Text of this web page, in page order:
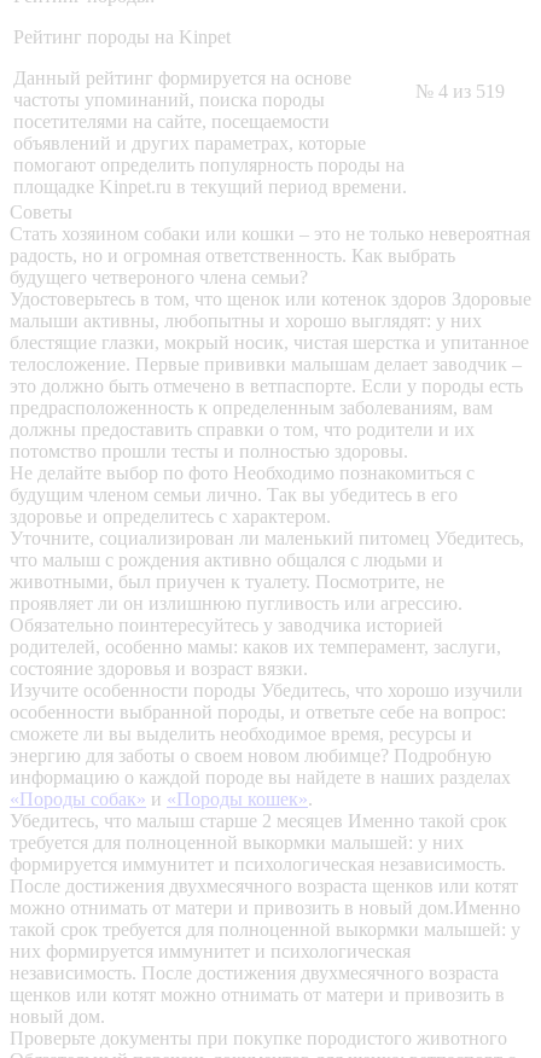
Рейтинг породы на Kinpet
Данный рейтинг формируется на основе
частоты упоминаний, поиска породы
посетителями на сайте, посещаемости
объявлений и других параметрах, которые
помогают определить популярность породы на
площадке Kinpet.ru в текущий период времени.
№ 4 из 519
Советы
Стать хозяином собаки или кошки – это не только невероятная
радость, но и огромная ответственность. Как выбрать
будущего четвероного члена семьи?
Удостоверьтесь в том, что щенок или котенок здоров Здоровые
малыши активны, любопытны и хорошо выглядят: у них
блестящие глазки, мокрый носик, чистая шерстка и упитанное
телосложение. Первые прививки малышам делает заводчик –
это должно быть отмечено в ветпаспорте. Если у породы есть
предрасположенность к определенным заболеваниям, вам
должны предоставить справки о том, что родители и их
потомство прошли тесты и полностью здоровы.
Не делайте выбор по фото Необходимо познакомиться с
будущим членом семьи лично. Так вы убедитесь в его
здоровье и определитесь с характером.
Уточните, социализирован ли маленький питомец Убедитесь,
что малыш с рождения активно общался с людьми и
животными, был приучен к туалету. Посмотрите, не
проявляет ли он излишнюю пугливость или агрессию.
Обязательно поинтересуйтесь у заводчика историей
родителей, особенно мамы: каков их темперамент, заслуги,
состояние здоровья и возраст вязки.
Изучите особенности породы Убедитесь, что хорошо изучили
особенности выбранной породы, и ответьте себе на вопрос:
сможете ли вы выделить необходимое время, ресурсы и
энергию для заботы о своем новом любимце? Подробную
информацию о каждой породе вы найдете в наших разделах
«Породы собак» и «Породы кошек».
Убедитесь, что малыш старше 2 месяцев Именно такой срок
требуется для полноценной выкормки малышей: у них
формируется иммунитет и психологическая независимость.
После достижения двухмесячного возраста щенков или котят
можно отнимать от матери и привозить в новый дом.Именно
такой срок требуется для полноценной выкормки малышей: у
них формируется иммунитет и психологическая
независимость. После достижения двухмесячного возраста
щенков или котят можно отнимать от матери и привозить в
новый дом.
Проверьте документы при покупке породистого животного